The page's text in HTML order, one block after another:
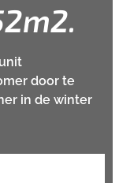
door te
in de winter